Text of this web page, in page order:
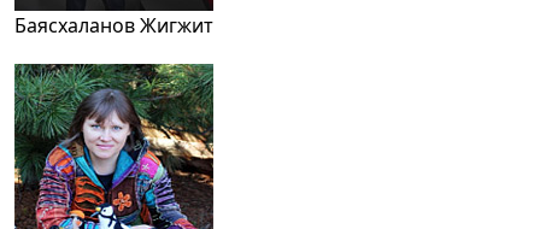
Баясхаланов Жигжит